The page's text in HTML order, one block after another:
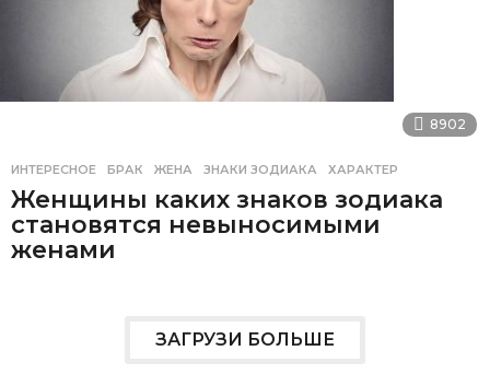
8902
ИНТЕРЕСНОЕ БРАК ,ЖЕНА ,ЗНАКИ ЗОДИАКА ,ХАРАКТЕР
Женщины каких знаков зодиака
становятся невыносимыми
женами
ЗАГРУЗИ БОЛЬШЕ